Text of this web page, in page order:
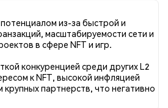
было Бычий. Всего было
статей о IMX. В Twitter 29.13%
по сравнению с 13.59% твитов с
IMX. 57.28% твитов были
к IMX. Эти данные основаны на
из-за быстрой и
масштабируемости сети и
в сфере NFT и игр.
конкуренцией среди других L2
к NFT, высокой инфляцией
крупных партнерств, что негативно